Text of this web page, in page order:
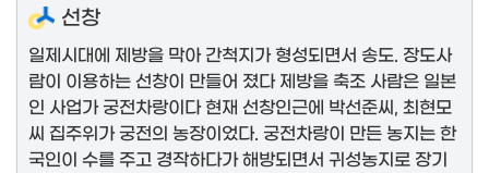
선창
일제시대에 제방을 막아 간척지가 형성되면서 송도. 장도사
람이 이용하는 선창이 만들어 졌다 제방을 축조 사람은 일본
인 사업가 궁전차랑이다 현재 선창인근에 박선준씨, 최현모
씨 집주위가 궁전의 농장이었다. 궁전차랑이 만든 농지는 한
국인이 수를 주고 경작하다가 해방되면서 귀성농지로 장기